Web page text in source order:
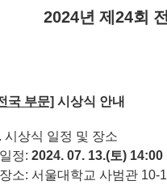
2024년 제 24회
국 부문] 시상식 안내
시상식 일정 및 장소
정: 2024. 07. 13.(토) 14:00
소: 서울대학교 사범관 10-